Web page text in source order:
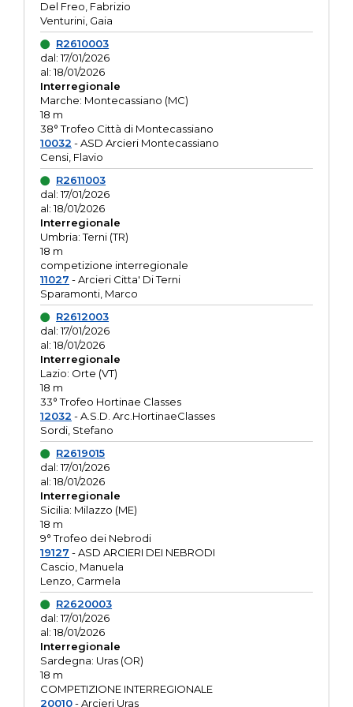
Del Freo, Fabrizio
Venturini, Gaia
R2610003
dal: 17/01/2026
al: 18/01/2026
Interregionale
Marche: Montecassiano (MC)
18 m
38° Trofeo Città di Montecassiano
10032 - ASD Arcieri Montecassiano
Censi, Flavio
R2611003
dal: 17/01/2026
al: 18/01/2026
Interregionale
Umbria: Terni (TR)
18 m
competizione interregionale
11027 - Arcieri Citta' Di Terni
Sparamonti, Marco
R2612003
dal: 17/01/2026
al: 18/01/2026
Interregionale
Lazio: Orte (VT)
18 m
33° Trofeo Hortinae Classes
12032 - A.S.D. Arc.HortinaeClasses
Sordi, Stefano
R2619015
dal: 17/01/2026
al: 18/01/2026
Interregionale
Sicilia: Milazzo (ME)
18 m
9° Trofeo dei Nebrodi
19127 - ASD ARCIERI DEI NEBRODI
Cascio, Manuela
Lenzo, Carmela
R2620003
dal: 17/01/2026
al: 18/01/2026
Interregionale
Sardegna: Uras (OR)
18 m
COMPETIZIONE INTERREGIONALE
20010- Arcieri Uras